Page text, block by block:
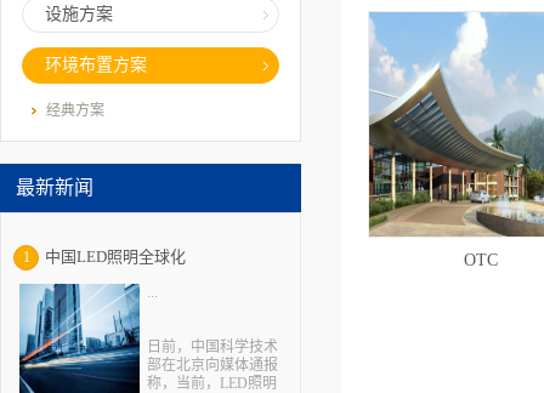
设施方案
环境布置方案
经典方案
最新新闻
1 中国LED照明全球化
...
日前，中国科学技术
部在北京向媒体通报
称，当前，LED照明
OTC